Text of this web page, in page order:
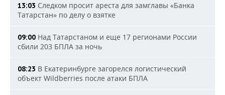
13:03 Следком просит ареста для замглавы «Банка
Татарстан» по делу о взятке
09:00 Над Татарстаном и еще 17 регионами России
сбили 203 БПЛА за ночь
08:23 В Екатеринбурге загорелся логистический
объект Wildberries после атаки БПЛА